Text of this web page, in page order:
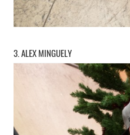
3. ALEX MINGUELY